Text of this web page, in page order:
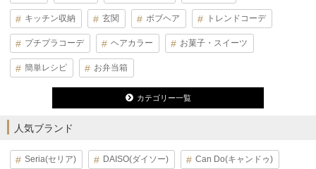
キッチン収納 玄関 ボブヘア トレンドコーデ
プチプラコーデ ヘアカラー お菓子・スイーツ
簡単レシピ お弁当箱
カテゴリー一覧
人気ブランド
Seria(セリア) DAISO(ダイソー) Can Do(キャンドゥ)